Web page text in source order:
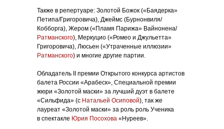
Также в репертуаре: Золотой Божок («Баядерка»
Петипа/Григоровича), Джеймс (Бурнонвиля/
Кобборга), Жером («Пламя Парижа» Вайнонена/
Ратманского), Меркуцио («Ромео и Джульетта»
Григоровича), Люсьен («Утраченные иллюзии»
Ратманского) и многие другие партии.
Обладатель II премии Открытого конкурса артистов
балета России «Арабеск», Специальной премии
жюри «Золотой маски» за лучший дуэт в балете
«Сильфида» (с Натальей Осиповой), так же
лауреат «Золотой маски» за роль роль Ученика
в спектакле Юрия Посохова «Нуреев».